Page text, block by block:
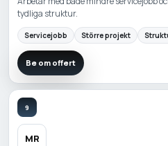
tydliga struktur.
Servicejobb Större projekt
Be om offert
9
MR